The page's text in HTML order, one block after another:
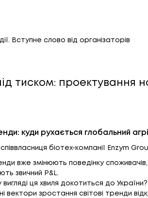
Вступне слово від організаторів
тиском: проектування
куди рухається глобальний
біотех-компанії Enzym
вже змінюють поведінку
звичний P&L.
вигляді ця хвиля докотиться до України?
вектори зростання світові тренди